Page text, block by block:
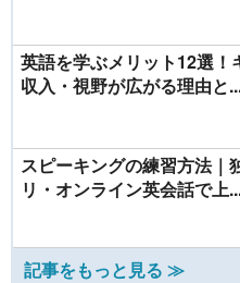
英語を学ぶメリット12選！
収入・視野が広がる理由と
スピーキングの練習方法｜
リ・オンライン英会話で上
記事をもっと見る ≫